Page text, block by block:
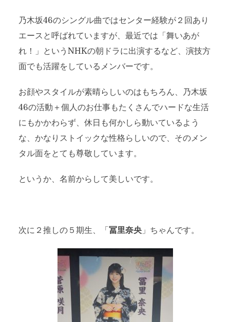
乃木坂46のシングル曲ではセンター経験が２回あり
エースと呼ばれていますが、最近では「舞いあが
れ！」というNHKの朝ドラに出演するなど、演技方
面でも活躍をしているメンバーです。
お顔やスタイルが素晴らしいのはもちろん、乃木坂
46の活動＋個人のお仕事もたくさんでハードな生活
にもかかわらず、休日も何かしら動いているよう
な、かなりストイックな性格らしいので、そのメン
タル面をとても尊敬しています。
というか、名前からして美しいです。
次に２推しの５期生、「 冨里奈央」ちゃんです。